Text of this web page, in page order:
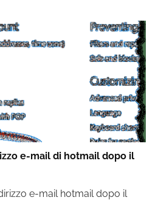
e-mail di hotmail dopo il
e-mail hotmail dopo il